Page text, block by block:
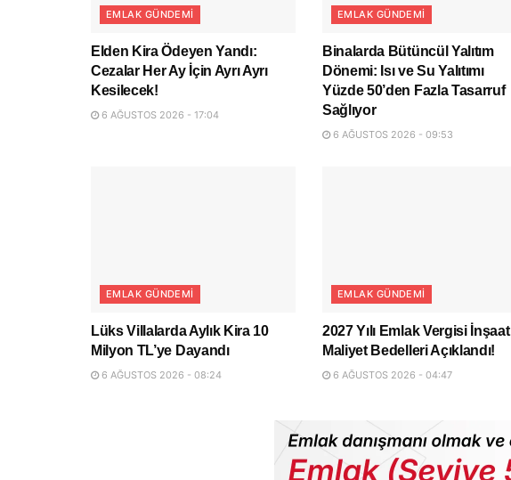
EMLAK GÜNDEMI
Elden Kira Ödeyen Yandı:
Cezalar Her Ay İçin Ayrı Ayrı
Kesilecek!
6 AĞUSTOS 2026 - 17:04
EMLAK GÜNDEMI
Binalarda Bütüncül Yalıtım
Dönemi: Isı ve Su Yalıtımı
Yüzde 50’den Fazla Tasarruf
Sağlıyor
6 AĞUSTOS 2026 - 09:53
EMLAK GÜNDEMI
Lüks Villalarda Aylık Kira 10
Milyon TL’ye Dayandı
6 AĞUSTOS 2026 - 08:24
EMLAK GÜNDEMI
2027 Yılı Emlak Vergisi İnşaat
Maliyet Bedelleri Açıklandı!
6 AĞUSTOS 2026 - 04:47